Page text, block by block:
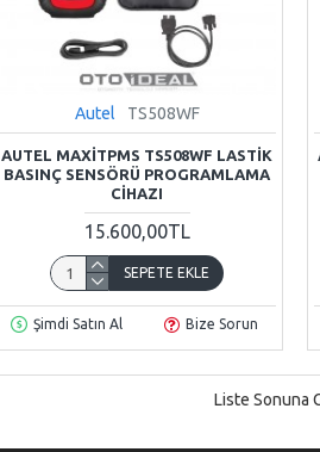
Autel TS508WF
AUTEL MAXITPMS TS508WF LASTIK
BASINÇ SENSÖRÜ PROGRAMLAMA
CIHAZI
15.600,00TL
SEPETE EKLE
Şimdi Satın Al Bize Sorun
Liste Sonuna